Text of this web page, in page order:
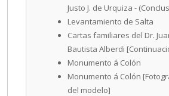
Justo J. de Urquiza -
Levantamiento de Salta
Cartas familiares del Dr.
Bautista Alberdi
Monumento á Colón
Monumento á Colón
del modelo]